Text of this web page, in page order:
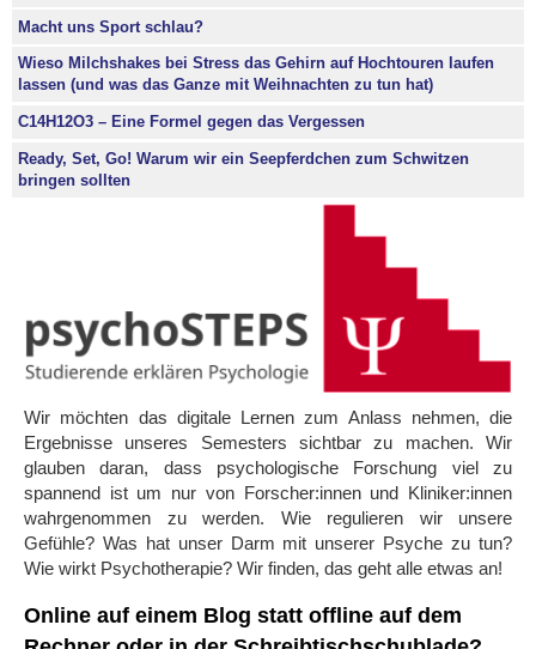
Macht uns Sport schlau?
Wieso Milchshakes bei Stress das Gehirn auf Hochtouren laufen
lassen (und was das Ganze mit Weihnachten zu tun hat)
C14H12O3 – Eine Formel gegen das Vergessen
Ready, Set, Go! Warum wir ein Seepferdchen zum Schwitzen
bringen sollten
Wir möchten das digitale Lernen zum Anlass nehmen, die
Ergebnisse unseres Semesters sichtbar zu machen. Wir
glauben daran, dass psychologische Forschung viel zu
spannend ist um nur von Forscher:innen und Kliniker:innen
wahrgenommen zu werden. Wie regulieren wir unsere
Gefühle? Was hat unser Darm mit unserer Psyche zu tun?
Wie wirkt Psychotherapie? Wir finden, das geht alle etwas an!
Online auf einem Blog statt offline auf dem